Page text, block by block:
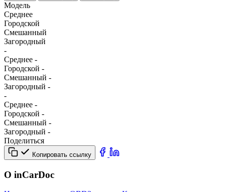
Модель
Среднее
Городской
Смешанный
Загородный
-
Среднее -
Городской -
Смешанный -
Загородный -
-
Среднее -
Городской -
Смешанный -
Загородный -
Поделиться
Копировать ссылку
О inCarDoc